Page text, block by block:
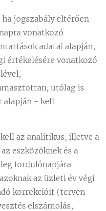
jogszabály eltérően
vonatkozó
adatai alapján,
értékelésére vonatkozó
utólag is
alapján - kell
az analitikus, illetve a
eszközöknek és a
fordulónapjára
az üzleti év végi
korrekcióit (terven
elszámolás,